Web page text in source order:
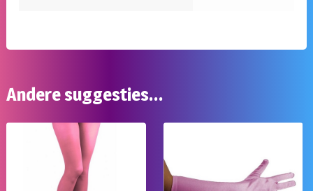
Andere suggesties…